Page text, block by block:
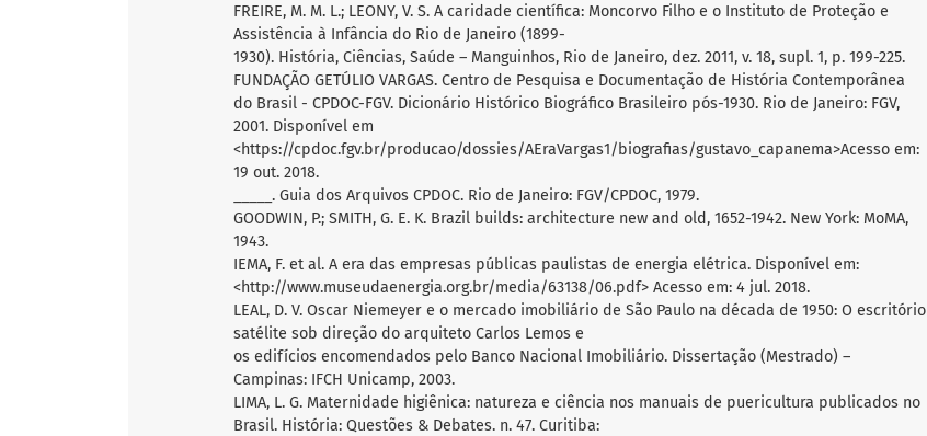
FREIRE, M. M. L.; LEONY, V. S. A caridade científica: Moncorvo Filho e o Instituto de Proteção e
Assistência à Infância do Rio de Janeiro (1899-
1930). História, Ciências, Saúde – Manguinhos, Rio de Janeiro, dez. 2011, v. 18, supl. 1, p. 199-225.
FUNDAÇÃO GETÚLIO VARGAS. Centro de Pesquisa e Documentação de História Contemporânea
do Brasil - CPDOC-FGV. Dicionário Histórico Biográfico Brasileiro pós-1930. Rio de Janeiro: FGV,
2001. Disponível em
<https://cpdoc.fgv.br/producao/dossies/AEraVargas1/biografias/gustavo_capanema>Acesso em:
19 out. 2018.
_____. Guia dos Arquivos CPDOC. Rio de Janeiro: FGV/CPDOC, 1979.
GOODWIN, P.; SMITH, G. E. K. Brazil builds: architecture new and old, 1652-1942. New York: MoMA,
1943.
IEMA, F. et al. A era das empresas públicas paulistas de energia elétrica. Disponível em:
<http://www.museudaenergia.org.br/media/63138/06.pdf> Acesso em: 4 jul. 2018.
LEAL, D. V. Oscar Niemeyer e o mercado imobiliário de São Paulo na década de 1950: O escritório
satélite sob direção do arquiteto Carlos Lemos e
os edifícios encomendados pelo Banco Nacional Imobiliário. Dissertação (Mestrado) –
Campinas: IFCH Unicamp, 2003.
LIMA, L. G. Maternidade higiênica: natureza e ciência nos manuais de puericultura publicados no
Brasil. História: Questões & Debates. n. 47. Curitiba: